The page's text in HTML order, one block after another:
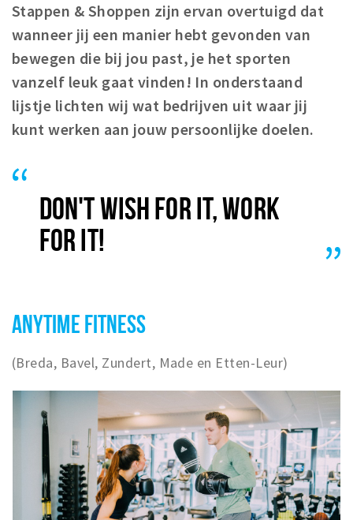
Bezienswaardigheden
Musea, theaters & podia
Uitjes & activiteiten
Toeristische routes
Natuurgebieden
Sport
Privacy
Stappen & Shoppen zijn ervan overtuigd dat
wanneer jij een manier hebt gevonden van
bewegen die bij jou past, je het sporten
vanzelf leuk gaat vinden! In onderstaand
lijstje lichten wij wat bedrijven uit waar jij
kunt werken aan jouw persoonlijke doelen.
DON'T WISH FOR IT, WORK
FOR IT!
ANYTIME FITNESS
(Breda, Bavel, Zundert, Made en Etten-Leur)